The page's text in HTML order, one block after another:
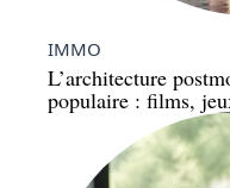
IMMO
L’architecture
populaire : films,